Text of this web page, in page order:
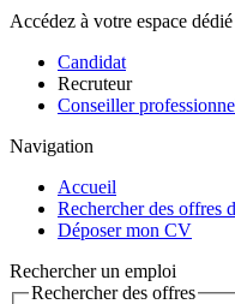
Accédez à votre espace dédié
Candidat
Recruteur
Conseiller
Navigation
Accueil
Rechercher des offres
Déposer mon CV
Rechercher un emploi
Rechercher des offres